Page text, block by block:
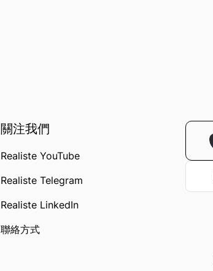
關注我們
Realiste YouTube
Realiste Telegram
Realiste LinkedIn
聯絡方式